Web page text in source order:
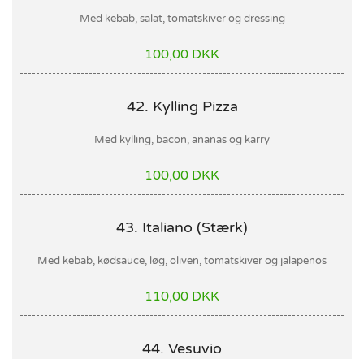
Med kebab, salat, tomatskiver og dressing
100,00 DKK
42. Kylling Pizza
Med kylling, bacon, ananas og karry
100,00 DKK
43. Italiano (Stærk)
Med kebab, kødsauce, løg, oliven, tomatskiver og jalapenos
110,00 DKK
44. Vesuvio